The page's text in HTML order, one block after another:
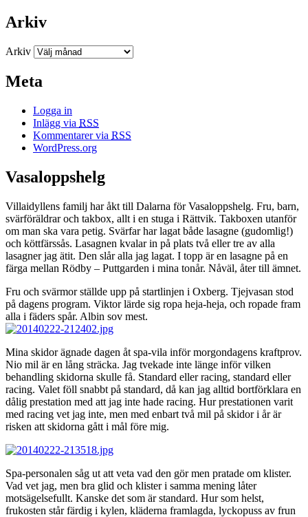
Arkiv
Arkiv
Meta
Logga in
Inlägg via RSS
Kommentarer via RSS
WordPress.org
Vasaloppshelg
Villaidyllens familj har åkt till Dalarna för Vasaloppshelg. Fru, barn,
svärföräldrar och takbox, allt i en stuga i Rättvik. Takboxen utanför
om man ska vara petig. Svärfar har lagat både lasagne (gudomlig!)
och köttfärssås. Lasagnen kvalar in på plats två eller tre av alla
lasagner jag ätit. Den slår alla jag lagat. I topp är en lasagne på en
färga mellan Rödby – Puttgarden i mina tonår. Nåväl, åter till ämnet.
Fru och svärmor ställde upp på startlinjen i Oxberg. Tjejvasan stod
på dagens program. Viktor lärde sig ropa heja-heja, och ropade fram
alla i fäders spår. Albin sov mest.
Mina skidor ägnade dagen åt spa-vila inför morgondagens kraftprov.
Nio mil är en lång sträcka. Jag tvekade inte länge inför vilken
behandling skidorna skulle få. Standard eller racing, standard eller
racing. Valet föll snabbt på standard, då kan jag alltid bortförklara en
dålig prestation med att jag inte hade racing. Hur prestationen varit
med racing vet jag inte, men med enbart två mil på skidor i år är
risken att skidorna gått i mål före mig.
Spa-personalen såg ut att veta vad den gör men pratade om klister.
Vad vet jag, men bra glid och klister i samma mening låter
motsägelsefullt. Kanske det som är standard. Hur som helst,
frukosten står färdig i kylen, kläderna framlagda, lyckopuss av frun